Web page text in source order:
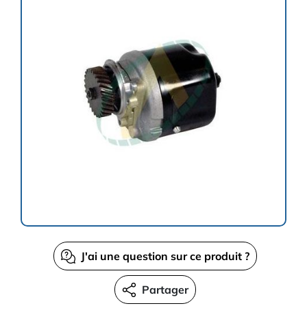
J'ai une question sur ce produit ?
Partager